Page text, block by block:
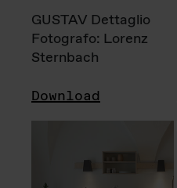
GUSTAV Dettaglio
Fotografo: Lorenz
Sternbach
Download